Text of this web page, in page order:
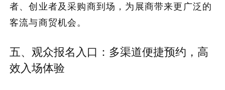
者、创业者及采购商到场，为展商带来更广泛的
客流与商贸机会。
五、观众报名入口：多渠道便捷预约，高
效入场体验